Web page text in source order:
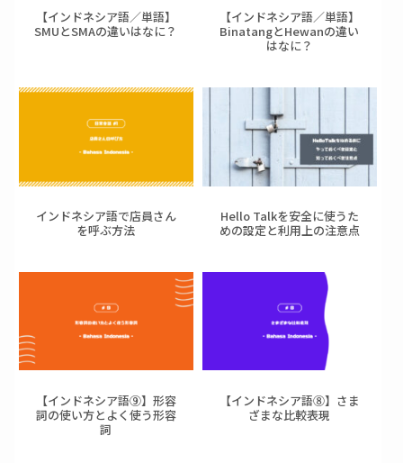
【インドネシア語／単語】
SMUとSMAの違いはなに？
【インドネシア語／単語】
BinatangとHewanの違い
はなに？
インドネシア語で店員さん
を呼ぶ方法
Hello Talkを安全に使うた
めの設定と利用上の注意点
【インドネシア語⑨】形容
詞の使い方とよく使う形容
詞
【インドネシア語⑧】さま
ざまな比較表現